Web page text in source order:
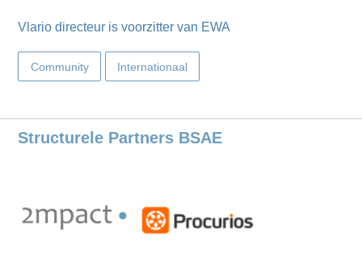
Vlario directeur is voorzitter van EWA
Community Internationaal
Structurele Partners BSAE